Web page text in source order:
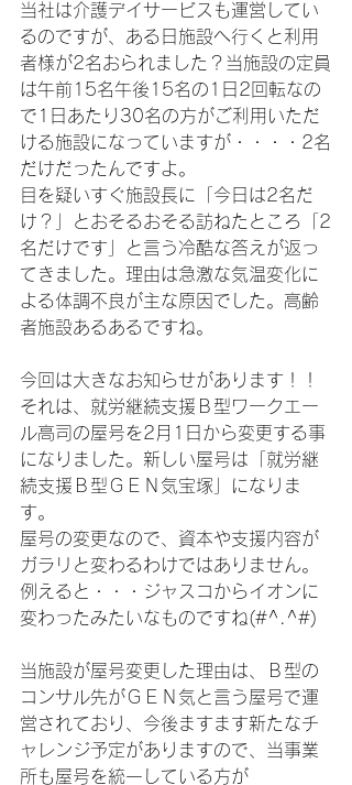
当社は介護デイサービスも運営してい
るのですが、ある日施設へ行くと利用
者様が2名おられました？当施設の定員
は午前15名午後15名の1日2回転なの
で1日あたり30名の方がご利用いただ
ける施設になっていますが・・・・2名
だけだったんですよ。
目を疑いすぐ施設長に「今日は2名だ
け？」とおそるおそる訪ねたところ「2
名だけです」と言う冷酷な答えが返っ
てきました。理由は急激な気温変化に
よる体調不良が主な原因でした。高齢
者施設あるあるですね。
今回は大きなお知らせがあります！！
それは、就労継続支援Ｂ型ワークエー
ル高司の屋号を2月1日から変更する事
になりました。新しい屋号は「就労継
続支援Ｂ型ＧＥＮ気宝塚」になりま
す。
屋号の変更なので、資本や支援内容が
ガラリと変わるわけではありません。
例えると・・・ジャスコからイオンに
変わったみたいなものですね(#^.^#)
当施設が屋号変更した理由は、Ｂ型の
コンサル先がＧＥＮ気と言う屋号で運
営されており、今後ますます新たなチ
ャレンジ予定がありますので、当事業
所も屋号を統一している方が